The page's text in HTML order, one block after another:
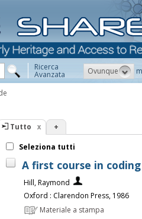
Ricerca
Avanzata Ovunque
Tutto +
Seleziona tutti
A first course in
Hill, Raymond
Oxford : Clarendon Press, 1986
Materiale a stampa